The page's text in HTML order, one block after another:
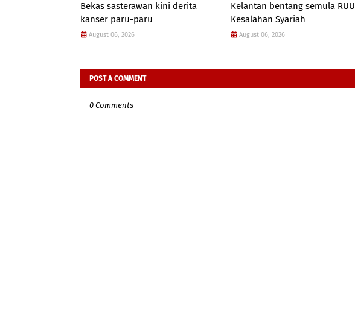
Bekas sasterawan kini derita
kanser paru-paru
August 06, 2026
Kelantan bentang semula RUU
Kesalahan Syariah
August 06, 2026
POST A COMMENT
0 Comments